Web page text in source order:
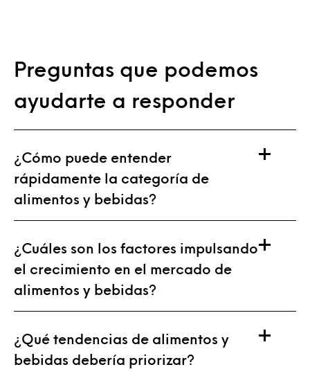
Preguntas que podemos
ayudarte a responder
¿Cómo puede entender
rápidamente la categoría de
alimentos y bebidas?
¿Cuáles son los factores impulsando
el crecimiento en el mercado de
alimentos y bebidas?
¿Qué tendencias de alimentos y
bebidas debería priorizar?